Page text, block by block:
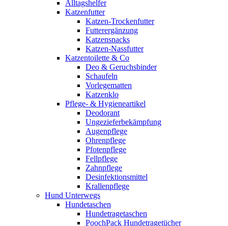
Alltagshelfer
Katzenfutter
Katzen-Trockenfutter
Futterergänzung
Katzensnacks
Katzen-Nassfutter
Katzentoilette & Co
Deo & Geruchsbinder
Schaufeln
Vorlegematten
Katzenklo
Pflege- & Hygieneartikel
Deodorant
Ungezieferbekämpfung
Augenpflege
Ohrenpflege
Pfotenpflege
Fellpflege
Zahnpflege
Desinfektionsmittel
Krallenpflege
Hund Unterwegs
Hundetaschen
Hundetragetaschen
PoochPack Hundetragetücher